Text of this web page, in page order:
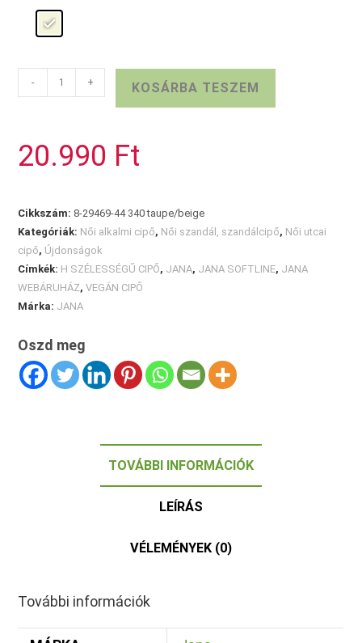
JANA
- + KOSÁRBA TESZEM
20.990 Ft
Cikkszám: 8-29469-44 340 taupe/beige
Kategóriák: Női alkalmi cipő, Női szandál, szandálcipő, Női utcai
cipő, Újdonságok
Címkék: H SZÉLESSÉGŰ CIPŐ, JANA, JANA SOFTLINE, JANA
WEBÁRUHÁZ,VEGÁN CIPŐ
Márka: JANA
Oszd meg
TOVÁBBI INFORMÁCIÓK
LEÍRÁS
VÉLEMÉNYEK (0)
További információk